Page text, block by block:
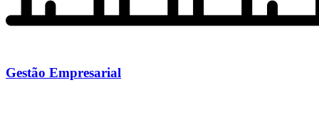
Gestão Empresarial